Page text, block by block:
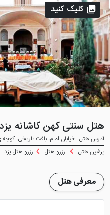
هتل سنتی کهن کاشانه یزد
آدرس هتل : خیابان امام، بافت تاریخی،
پرشین هتل
رزرو هتل رزرو هتل یزد
کلیک کنید
معرفی هتل